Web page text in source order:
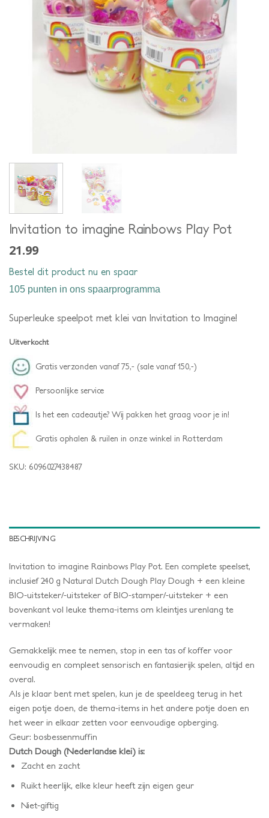
Invitation to imagine Rainbows Play Pot
21.99
Bestel dit product nu en spaar
105 punten in ons spaarprogramma
Superleuke speelpot met klei van Invitation to Imagine!
Uitverkocht
Gratis verzonden vanaf 75,- (sale vanaf 150,-)
Persoonlijke service
Is het een cadeautje? Wij pakken het graag voor je in!
Gratis ophalen & ruilen in onze winkel in Rotterdam
SKU: 6096027438487
BESCHRIJVING
Invitation to imagine Rainbows Play Pot. Een complete speelset,
inclusief 240 g Natural Dutch Dough Play Dough + een kleine
BIO-uitsteker/-uitsteker of BIO-stamper/-uitsteker + een
bovenkant vol leuke thema-items om kleintjes urenlang te
vermaken!
Gemakkelijk mee te nemen, stop in een tas of koffer voor
eenvoudig en compleet sensorisch en fantasierijk spelen, altijd en
overal.
Als je klaar bent met spelen, kun je de speeldeeg terug in het
eigen potje doen, de thema-items in het andere potje doen en
het weer in elkaar zetten voor eenvoudige opberging.
Geur: bosbessenmuffin
Dutch Dough (Nederlandse klei) is:
Zacht en zacht
Ruikt heerlijk, elke kleur heeft zijn eigen geur
Niet-giftig